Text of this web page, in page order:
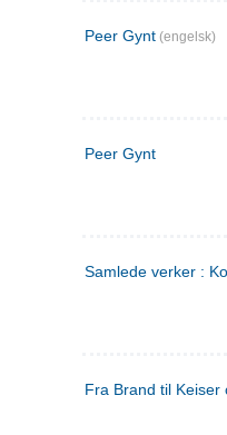
Peer Gynt (engelsk)
Peer Gynt
Samlede verker :
Fra Brand til